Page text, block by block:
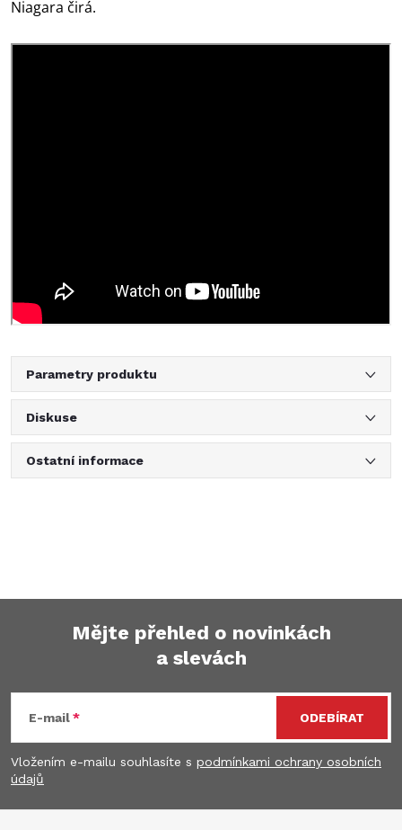
Niagara čirá.
Parametry produktu
Diskuse
Ostatní informace
p
a
Mějte přehled o novinkách
a slevách
E-mail
Vložením e-mailu souhlasíte s podmínkami ochrany osobních
údajů
ODEBÍRAT